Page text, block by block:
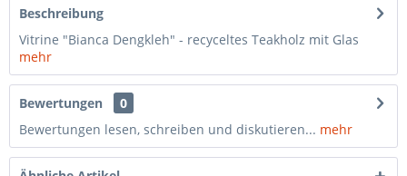
Beschreibung
Vitrine "Bianca Dengkleh" - recyceltes Teakholz mit Glas
mehr
Bewertungen
0
Bewertungen lesen, schreiben und diskutieren... mehr